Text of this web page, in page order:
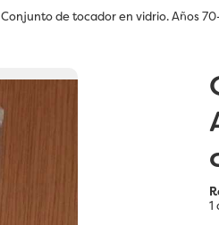
Conjunto de tocador en vidrio. Años
1